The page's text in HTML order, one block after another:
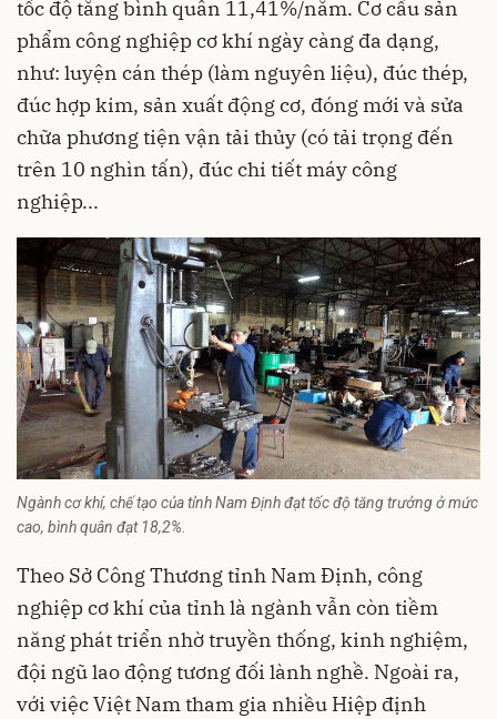
tốc độ tăng bình quân 11,41%/năm. Cơ cấu sản
phẩm công nghiệp cơ khí ngày càng đa dạng,
như: luyện cán thép (làm nguyên liệu), đúc thép,
đúc hợp kim, sản xuất động cơ, đóng mới và sửa
chữa phương tiện vận tải thủy (có tải trọng đến
trên 10 nghìn tấn), đúc chi tiết máy công
nghiệp...
Ngành cơ khí, chế tạo của tỉnh Nam Định đạt tốc độ tăng trưởng ở mức
cao, bình quân đạt 18,2%.
Theo Sở Công Thương tỉnh Nam Định, công
nghiệp cơ khí của tỉnh là ngành vẫn còn tiềm
năng phát triển nhờ truyền thống, kinh nghiệm,
đội ngũ lao động tương đối lành nghề. Ngoài ra,
với việc Việt Nam tham gia nhiều Hiệp định